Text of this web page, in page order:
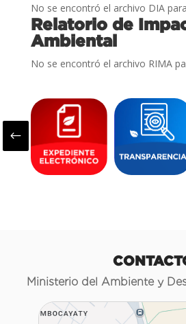
No se encontró el archivo DIA
Relatorio de
Ambiental
No se encontró el archivo RIMA
#
Ministerio del Ambiente y